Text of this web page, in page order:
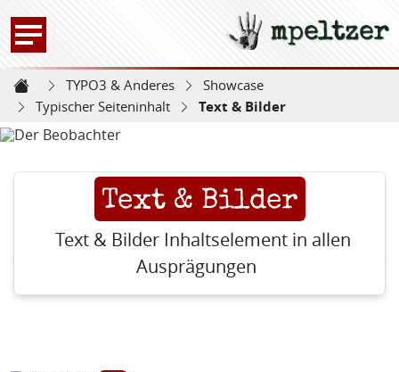
Zur Startseite -
mpeltzer
Startseite
TYPO3 & Anderes
Showcase
Typischer Seiteninhalt
Text & Bilder
Text & Bilder
Text & Bilder Inhaltselement in allen
Ausprägungen